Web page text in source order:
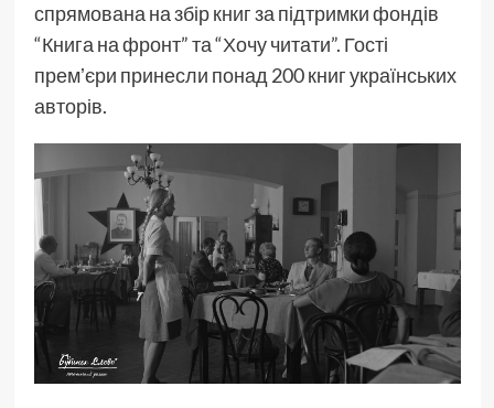
спрямована на збір книг за підтримки фондів
“Книга на фронт” та “Хочу читати”. Гості
премʼєри принесли понад 200 книг українських
авторів.